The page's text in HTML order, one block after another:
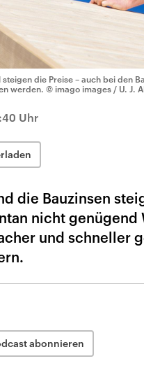
steigen die Preise – auch bei den
werden. © imago images / U. J.
Uhr
die Bauzinsen
nicht genügend
und schneller
abonnieren